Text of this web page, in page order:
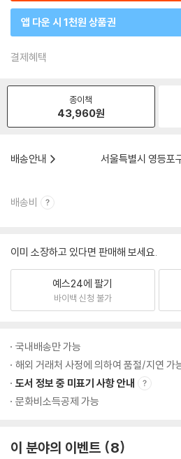
앱 다운 시 1천원 상품권
결제혜택
종이책
43,960원
배송안내
서울특별시 영등포
배송비
이미 소장하고 있다면 판매해 보세요.
예스24에 팔기
바이백 신청 불가
국내배송만 가능
해외 거래처 사정에 의하여 품절/지연 가
도서 정보 중 미표기 사항 안내
문화비소득공제 가능
이 분야의 이벤트 8